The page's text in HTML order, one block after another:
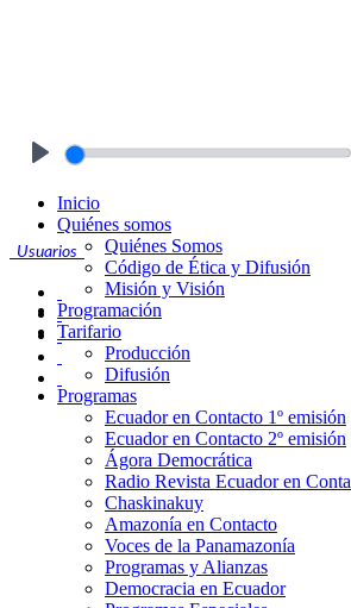
Usuarios
Inicio
Quiénes somos
Quiénes Somos
Código de Ética y Difusión
Misión y Visión
Programación
Tarifario
Producción
Difusión
Programas
Ecuador en Contacto 1º emisión
Ecuador en Contacto 2º emisión
Ágora Democrática
Radio Revista Ecuador en
Chaskinakuy
Amazonía en Contacto
Voces de la Panamazonía
Programas y Alianzas
Democracia en Ecuador